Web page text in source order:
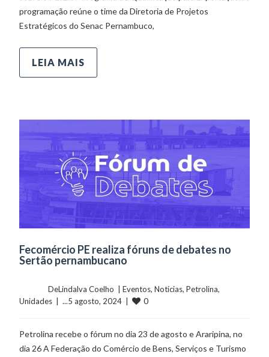
programação reúne o time da Diretoria de Projetos
Estratégicos do Senac Pernambuco,
LEIA MAIS
Fecomércio PE realiza fóruns de debates no
Sertão pernambucano
	    	DeLindalva Coelho  |
Eventos, Notícias, Petrolina
Unidades
  |  ...5 agosto, 2024  |
0
Petrolina recebe o fórum no dia 23 de agosto e Araripina, no
dia 26 A Federação do Comércio de Bens, Serviços e Turismo